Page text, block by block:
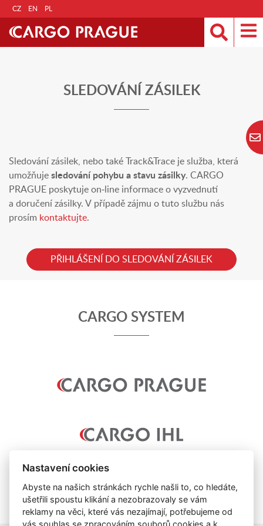
CZ EN PL
SLEDOVÁNÍ ZÁSILEK
Sledování zásilek, nebo také Track&Trace je služba, která
umožňuje sledování pohybu a stavu zásilky. CARGO
PRAGUE poskytuje on-line informace o vyzvednutí
a doručení zásilky. V případě zájmu o tuto službu nás
prosím kontaktujte.
PŘIHLÁŠENÍ DO SLEDOVÁNÍ ZÁSILEK
CARGO SYSTEM
Nastavení cookies
Abyste na našich stránkách rychle našli to, co hledáte,
ušetřili spoustu klikání a nezobrazovaly se vám
reklamy na věci, které vás nezajímají, potřebujeme od
vás souhlas se zpracováním souborů cookies a k